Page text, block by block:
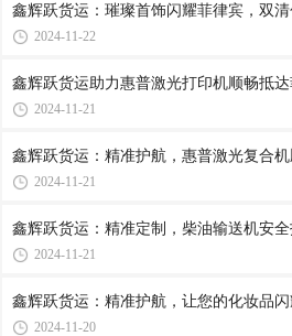
鑫辉跃货运：璀璨首饰闪耀菲律宾，双
2024-11-22
鑫辉跃货运助力惠普激光打印机顺畅抵
2024-11-21
鑫辉跃货运：精准护航，惠普激光复合
2024-11-21
鑫辉跃货运：精准定制，柴油输送机安
2024-11-21
鑫辉跃货运：精准护航，让您的化妆品
2024-11-20